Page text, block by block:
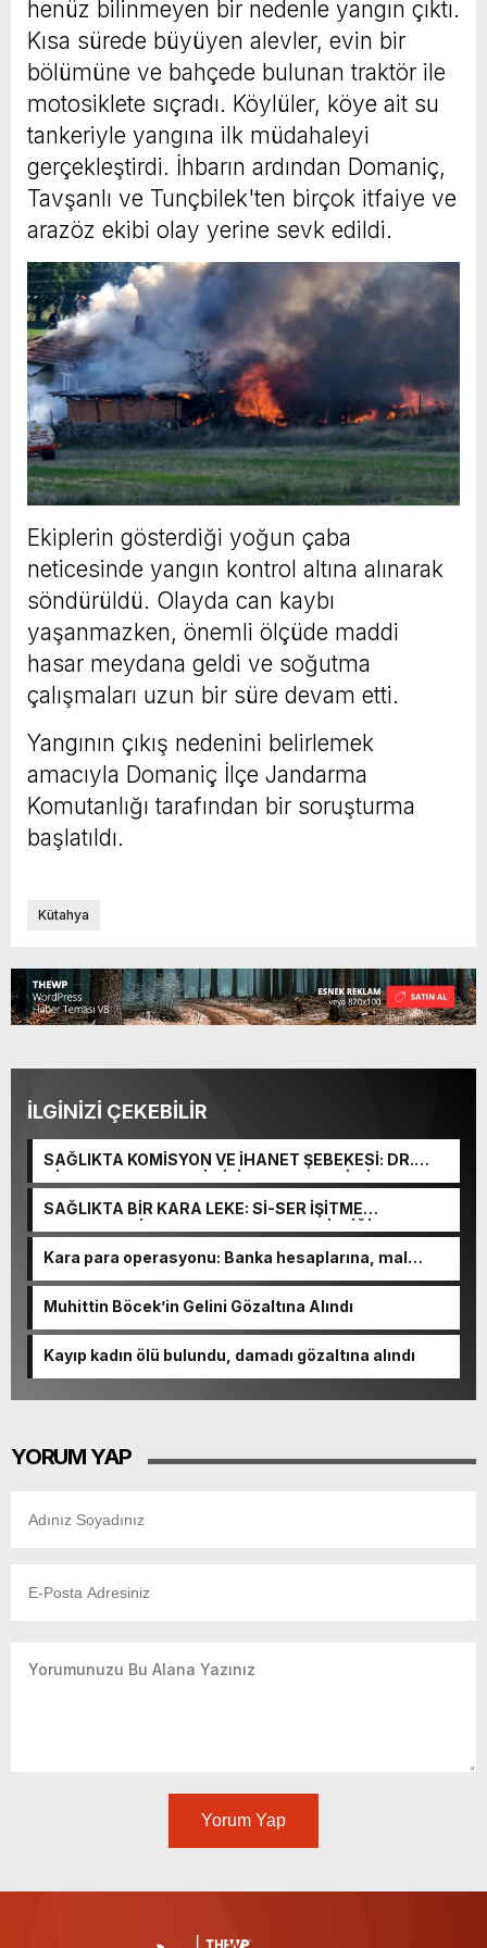
henüz bilinmeyen bir nedenle yangın çıktı.
Kısa sürede büyüyen alevler, evin bir
bölümüne ve bahçede bulunan traktör ile
motosiklete sıçradı. Köylüler, köye ait su
tankeriyle yangına ilk müdahaleyi
gerçekleştirdi. İhbarın ardından Domaniç,
Tavşanlı ve Tunçbilek'ten birçok itfaiye ve
arazöz ekibi olay yerine sevk edildi.
Ekiplerin gösterdiği yoğun çaba
neticesinde yangın kontrol altına alınarak
söndürüldü. Olayda can kaybı
yaşanmazken, önemli ölçüde maddi
hasar meydana geldi ve soğutma
çalışmaları uzun bir süre devam etti.
Yangının çıkış nedenini belirlemek
amacıyla Domaniç İlçe Jandarma
Komutanlığı tarafından bir soruşturma
başlatıldı.
Kütahya
İLGİNİZİ ÇEKEBİLİR
SAĞLIKTA KOMİSYON VE İHANET ŞEBEKESİ: DR.
NİHAT URUÇ VE SEMİH İŞİTME MERKEZİ’NİN SGK
VURGUNU!
SAĞLIKTA BİR KARA LEKE: Sİ-SER İŞİTME
MERKEZLERİ VE MODERN UMUT TACİRLİĞİ
Kara para operasyonu: Banka hesaplarına, mal
Muhittin Böcek’in Gelini Gözaltına Alındı
Kayıp kadın ölü bulundu, damadı gözaltına alındı
YORUM YAP
Yorum Yap